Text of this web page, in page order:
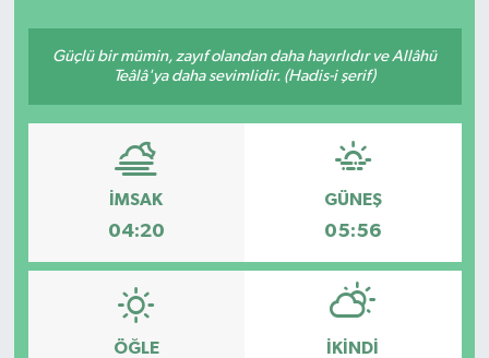
Güçlü bir mümin, zayıf olandan daha hayırlıdır ve Allâhü
Teâlâ'ya daha sevimlidir. (Hadis-i şerif)
İMSAK
04:20
GÜNEŞ
05:56
ÖĞLE İKINDI